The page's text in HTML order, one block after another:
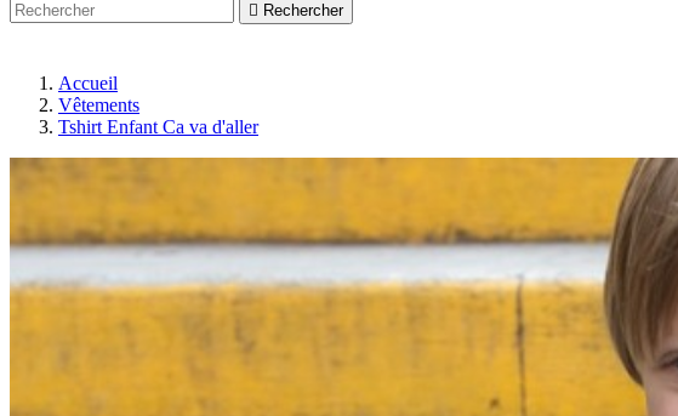
 Rechercher
Accueil
Vêtements
Tshirt Enfant Ca va d'aller